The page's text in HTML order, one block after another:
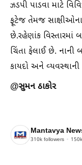
ઝડપી પાડવા માટે
ફૂટેજ તેમજ
છે.રહેણાંક
ચિંતા ફેલાઈ છે. નાની
કાયદો અને
@સુમન ઠાકોર
Mantavya
310k followers 150k